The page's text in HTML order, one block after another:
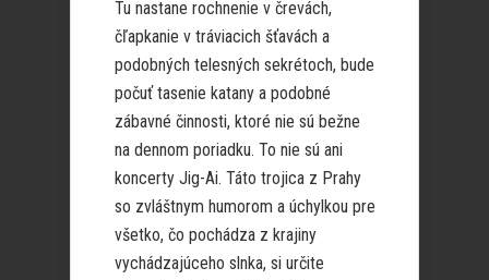
Tu nastane rochnenie v črevách,
čľapkanie v tráviacich šťavách a
podobných telesných sekrétoch, bude
počuť tasenie katany a podobné
zábavné činnosti, ktoré nie sú bežne
na dennom poriadku. To nie sú ani
koncerty Jig-Ai. Táto trojica z Prahy
so zvláštnym humorom a úchylkou pre
všetko, čo pochádza z krajiny
vychádzajúceho slnka, si určite